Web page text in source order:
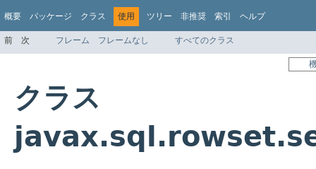
概要 パッケージ クラス 使用 ツリー 非推奨 索引 ヘルプ
前 次 フレーム フレームなし すべてのクラス
クラス